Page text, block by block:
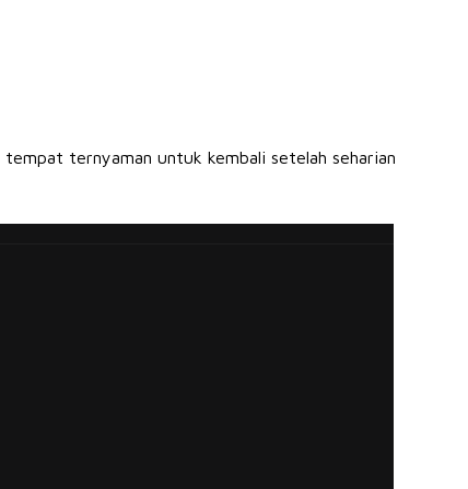
ternyaman untuk kembali setelah seharian